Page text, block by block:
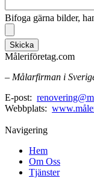
Bifoga gärna bilder,
Skicka
Måleriföretag.com
– Målarfirman i
E-post:
Webbplats:
Navigering
Hem
Om Oss
Tjänster